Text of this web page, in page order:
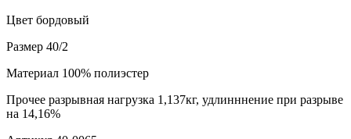
Цвет бордовый
Размер 40/2
Материал 100% полиэстер
Прочее разрывная нагрузка 1,137кг, удлинннение при разрыве
на 14,16%